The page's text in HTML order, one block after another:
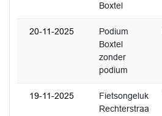
Boxtel
20-11-2025
Podium
Boxtel
zonder
podium
19-11-2025
Fietsongeluk
Rechterstraa